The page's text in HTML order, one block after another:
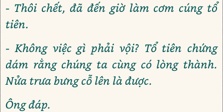
- Thôi chết, đã đến giờ làm cơm cúng tổ
tiên.
- Không việc gì phải vội? Tổ tiên chứng
dám rằng chúng ta cùng có lòng thành.
Nửa trưa bưng cỗ lên là được.
Ông đáp.